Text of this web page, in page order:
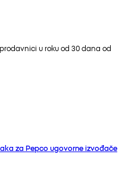
u roku od 30 dana od
za Pepco ugovorne izvođače